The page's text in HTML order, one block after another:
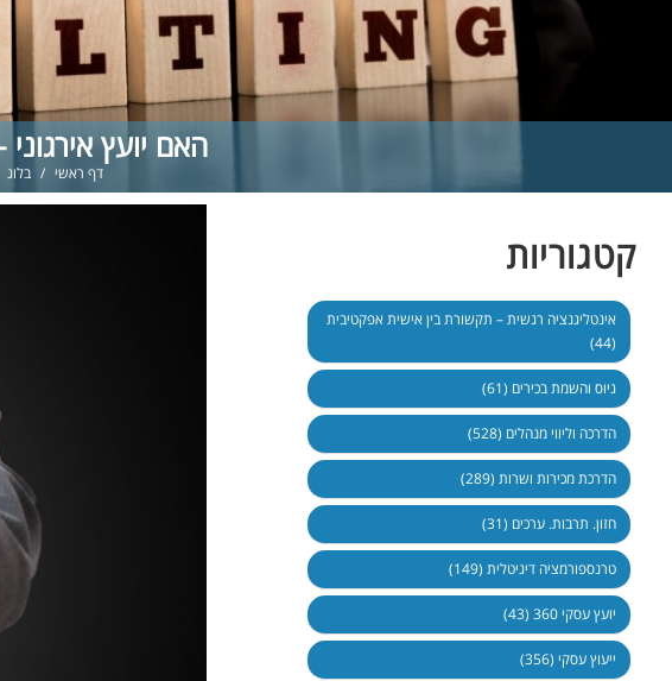
האם יועץ
דף ראשי / בלוג
קטגוריות
אינטליגנציה רגשית – תקשורת בין אישית אפקטיבית
(44)
גיוס והשמת בכירים (61)
הדרכה וליווי מנהלים (528)
הדרכת מכירות ושרות (289)
חזון. תרבות. ערכים (31)
טרנספורמציה דיגיטלית (149)
יועץ עסקי 360 (43)
ייעוץ עסקי (356)